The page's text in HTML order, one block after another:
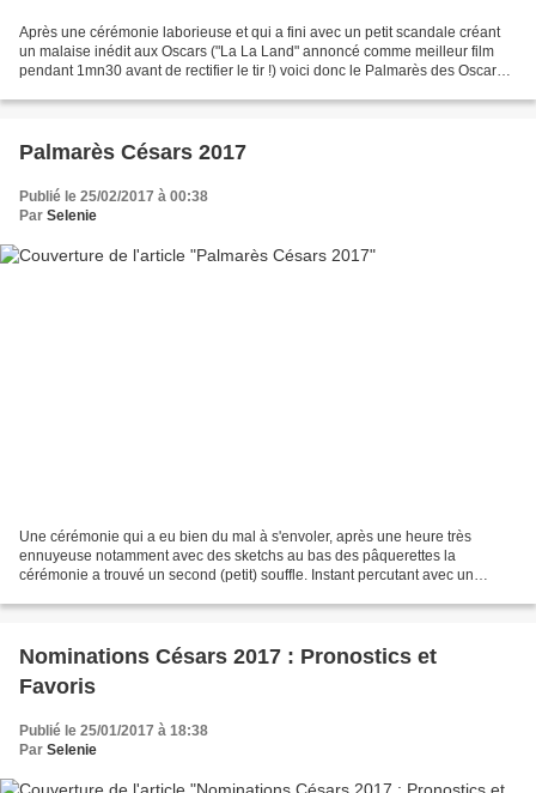
Après une cérémonie laborieuse et qui a fini avec un petit scandale créant
un malaise inédit aux Oscars ("La La Land" annoncé comme meilleur film
pendant 1mn30 avant de rectifier le tir !) voici donc le Palmarès des Oscars
Palmarès Césars 2017
Publié le 25/02/2017 à 00:38
Par Selenie
Une cérémonie qui a eu bien du mal à s'envoler, après une heure très
ennuyeuse notamment avec des sketchs au bas des pâquerettes la
cérémonie a trouvé un second (petit) souffle. Instant percutant avec un
Nominations Césars 2017 : Pronostics et
Favoris
Publié le 25/01/2017 à 18:38
Par Selenie